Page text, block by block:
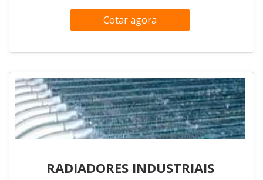
Cotar agora
RADIADORES INDUSTRIAIS